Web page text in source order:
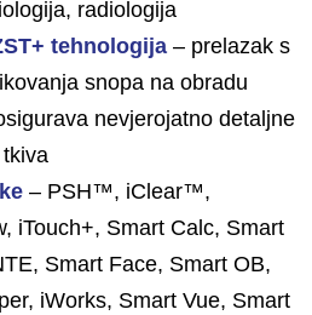
radiologija
tehnologija – prelazak s
snopa na obradu
nevjerojatno detaljne
– PSH™, iClear™,
iTouch+, Smart Calc, Smart
Smart Face, Smart OB,
iWorks, Smart Vue, Smart